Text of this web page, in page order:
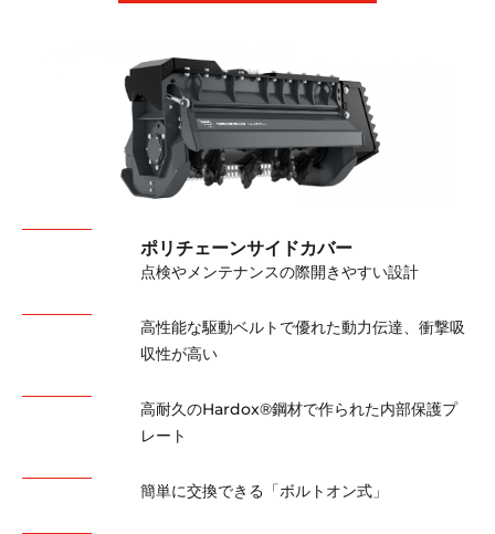
ポリチェーンサイドカバー
点検やメンテナンスの際開きやすい設計
高性能な駆動ベルトで優れた動力伝達、衝撃吸
収性が高い
高耐久のHardox®鋼材で作られた内部保護プ
レート
簡単に交換できる「ボルトオン式」